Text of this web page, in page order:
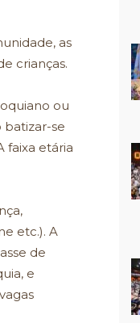
as
crianças.
ou
batizar-se
faixa etária
etc.). A
de
e